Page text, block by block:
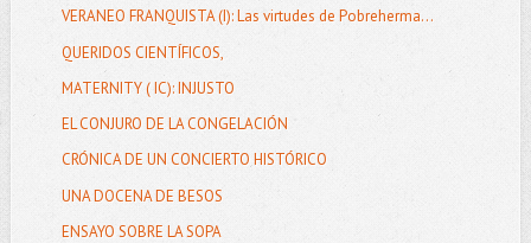
VERANEO FRANQUISTA (I): Las virtudes de Pobreherma...
QUERIDOS CIENTÍFICOS,
MATERNITY ( IC): INJUSTO
EL CONJURO DE LA CONGELACIÓN
CRÓNICA DE UN CONCIERTO HISTÓRICO
UNA DOCENA DE BESOS
ENSAYO SOBRE LA SOPA